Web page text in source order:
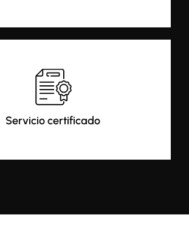
Servicio certificado